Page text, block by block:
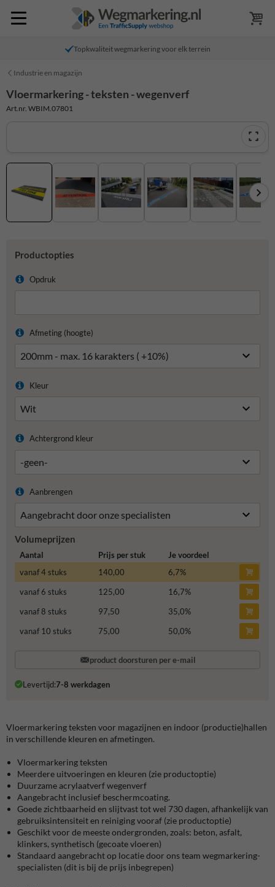
Topkwaliteit wegmarkering voor elk terrein
Industrie en magazijn
Vloermarkering - teksten - wegenverf
Art.nr. WBIM.07801
Productopties
Opdruk
Afmeting (hoogte)
Kleur
Achtergrond kleur
Aanbrengen
Volumeprijzen
Aantal Prijs per stuk
Je voordeel
vanaf 4 stuks
140,00 6,7%
vanaf 6 stuks
125,00 16,7%
vanaf 8 stuks
97,50 35,0%
vanaf 10 stuks
75,00 50,0%
product doorsturen per e-mail
Levertijd:7-8 werkdagen
Vloermarkering teksten voor magazijnen en indoor (productie)hallen
in verschillende kleuren en afmetingen.
Vloermarkering teksten
Meerdere uitvoeringen en kleuren (zie productoptie)
Duurzameacrylaatverf wegenverf
Aangebracht inclusief beschermcoating.
Goede zichtbaarheid en slijtvast tot wel 730 dagen, afhankelijk van
gebruiksintensiteit en reiniging vooraf (zie productoptie)
Geschikt voor de meeste ondergronden, zoals: beton, asfalt,
klinkers, synthetisch (gecoate vloeren)
Standaard aangebracht op locatie door ons team wegmarkering-
specialisten (dit is bij de prijs inbegrepen)